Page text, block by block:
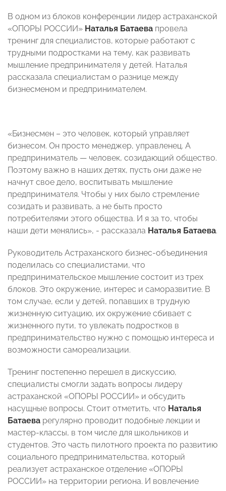
В одном из блоков конференции лидер астраханской
«ОПОРЫ РОССИИ» Наталья Батаева провела
тренинг для специалистов, которые работают с
трудными подростками на тему, как развивать
мышление предпринимателя у детей. Наталья
рассказала специалистам о разнице между
бизнесменом и предпринимателем.
«Бизнесмен – это человек, который управляет
бизнесом. Он просто менеджер, управленец. А
предприниматель — человек, созидающий общество.
Поэтому важно в наших детях, пусть они даже не
начнут свое дело, воспитывать мышление
предпринимателя. Чтобы у них было стремление
созидать и развивать, а не быть просто
потребителями этого общества. И я за то, чтобы
наши дети менялись», - рассказала Наталья Батаева.
Руководитель Астраханского бизнес-объединения
поделилась со специалистами, что
предпринимательское мышление состоит из трех
блоков. Это окружение, интерес и саморазвитие. В
том случае, если у детей, попавших в трудную
жизненную ситуацию, их окружение сбивает с
жизненного пути, то увлекать подростков в
предпринимательство нужно с помощью интереса и
возможности самореализации.
Тренинг постепенно перешел в дискуссию,
специалисты смогли задать вопросы лидеру
астраханской «ОПОРЫ РОССИИ» и обсудить
насущные вопросы. Стоит отметить, что Наталья
Батаева регулярно проводит подобные лекции и
мастер-классы, в том числе для школьников и
студентов. Это часть пилотного проекта по развитию
социального предпринимательства, который
реализует астраханское отделение «ОПОРЫ
РОССИИ» на территории региона. И вовлечение